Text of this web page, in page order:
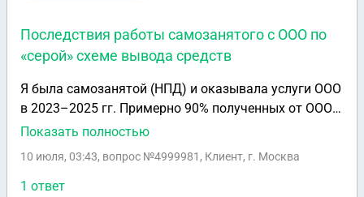
Последствия работы самозанятого с ООО по
«серой» схеме вывода средств
Я была самозанятой (НПД) и оказывала услуги ООО
в 2023–2025 гг. Примерно 90% полученных от ООО
денег — оплата за реально выполненные услуги,
(суммарно ориентировочно 1 000 000 руб. за три
года) — платежи, которые по просьбе руководителя/
Показать полностью
10 июля, 03:43, вопрос №4999981, Клиент, г. Москва
1 ответ